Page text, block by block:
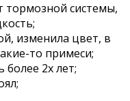
тормозной системы,
изменила цвет, в
то примеси;
более 2х лет;